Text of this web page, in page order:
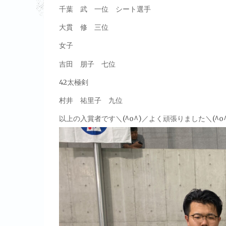
千葉 武 一位 シート選手
大貫 修 三位
女子
吉田 朋子 七位
42太極剣
村井 祐里子 九位
以上の入賞者です＼(^o^)／よく頑張りました＼